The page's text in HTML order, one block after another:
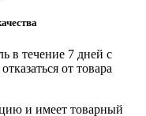
в течение 7 дней с
от товара
и имеет товарный